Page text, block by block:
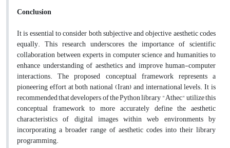
Conclusion
It is essential to consider both subjective and objective aesthetic codes
equally. This research underscores the importance of scientific
collaboration between experts in computer science and humanities to
enhance understanding of aesthetics and improve human-computer
interactions. The proposed conceptual framework represents a
pioneering effort at both national (Iran) and international levels. It is
recommended that developers of the Python library "Athec" utilize this
conceptual framework to more accurately define the aesthetic
characteristics of digital images within web environments by
incorporating a broader range of aesthetic codes into their library
programming.